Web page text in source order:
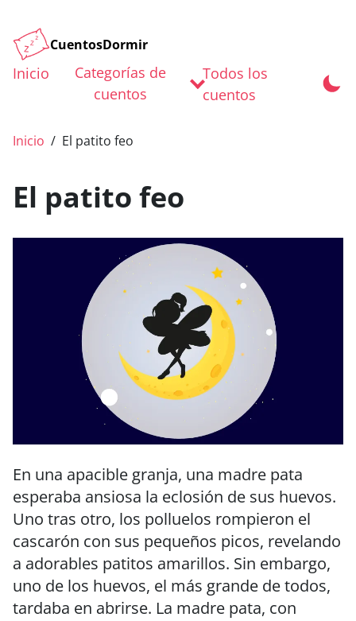
CuentosDormir
Inicio
Categorías de
cuentos
Todos los
cuentos
Inicio El patito feo
El patito feo
En una apacible granja, una madre pata
esperaba ansiosa la eclosión de sus huevos.
Uno tras otro, los polluelos rompieron el
cascarón con sus pequeños picos, revelando
a adorables patitos amarillos. Sin embargo,
uno de los huevos, el más grande de todos,
tardaba en abrirse. La madre pata, con